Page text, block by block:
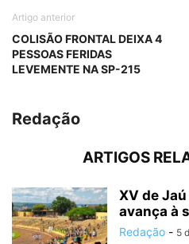
Artigo anterior
COLISÃO FRONTAL DEIXA 4
PESSOAS FERIDAS
LEVEMENTE NA SP-215
Redação
ARTIGOS
XV de
avança à
Redação - 5